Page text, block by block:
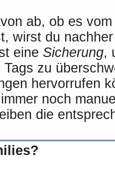
ab, ob es
wirst du
eine Sicherung,
Tags zu
hervorrufen
noch
die